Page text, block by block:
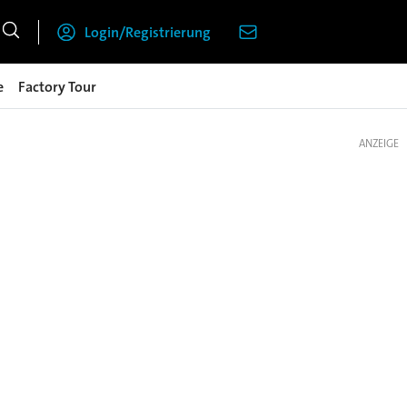
Login/Registrierung
Factory Tour
ANZEIGE